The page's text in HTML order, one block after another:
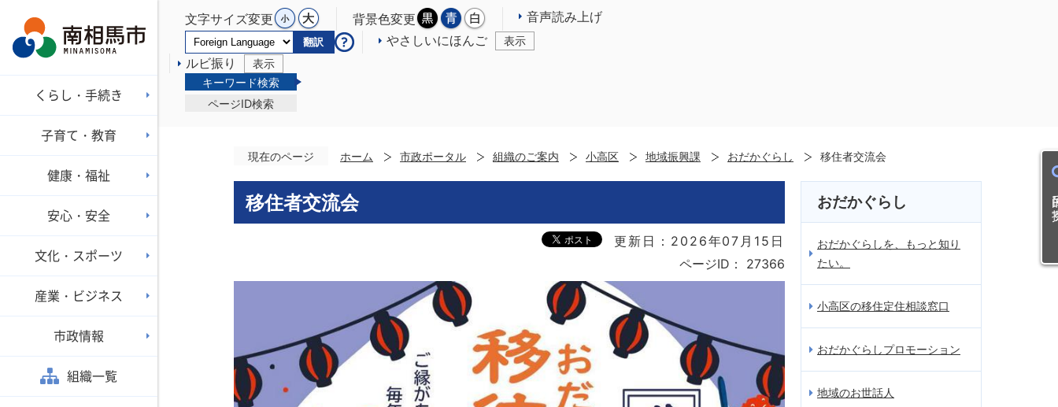
文字サイズ変更 背景色変更 音声読み上げ
翻訳 やさしいにほんご 表示
ルビ振り
表示
キーワード検索
ページID検索
くらし・手続き
子育て・教育
健康・福祉
安心・安全
文化・スポーツ
産業・ビジネス
市政情報
組織一覧
目
現在のページ ホーム 市政ポータル 組織のご案内 小高区 地域振興課 おだかぐらし 移住者交流会
移住者交流会
更新日：2026年07月15日
ページID：
27366
おだかぐらし
おだかぐらしを、もっと知り
たい。
小高区の移住定住相談窓口
おだかぐらしプロモーション
地域のお世話人